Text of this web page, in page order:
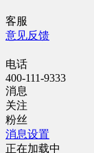
客服
意见反馈
电话
400-111-9333
消息
关注
粉丝
消息设置
正在加载中